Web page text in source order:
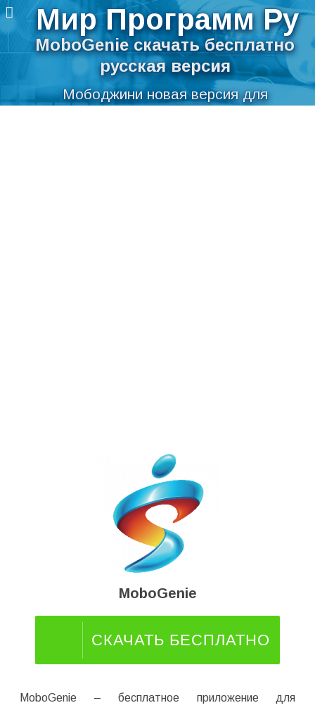
Мир Программ Ру
MoboGenie скачать бесплатно
русская версия
Мободжини новая версия для
компьютера
MoboGenie
СКАЧАТЬ БЕСПЛАТНО
MoboGenie – бесплатное приложение для